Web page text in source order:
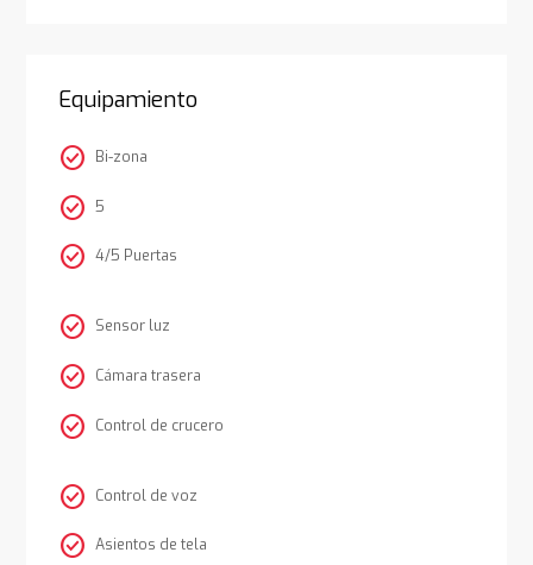
Equipamiento
check_circle Bi-zona
check_circle 5
check_circle 4/5 Puertas
check_circle Sensor luz
check_circle Cámara trasera
check_circle Control de crucero
check_circle Control de voz
check_circle Asientos de tela